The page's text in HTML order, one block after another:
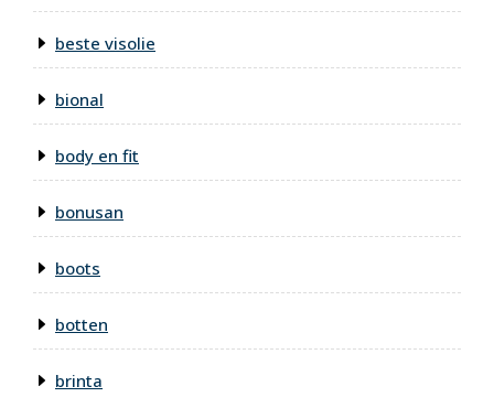
beste visolie
bional
body en fit
bonusan
boots
botten
brinta